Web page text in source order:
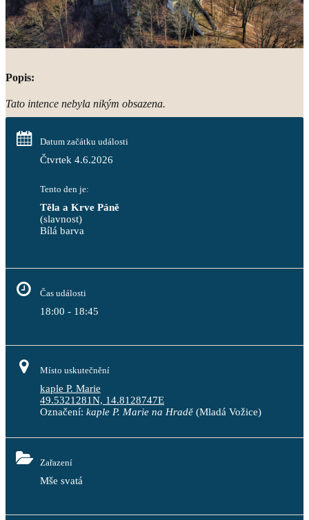
Popis:
Tato intence nebyla nikým obsazena.
Datum začátku události
Čtvrtek 4.6.2026
Tento den je:
Těla a Krve Páně
(slavnost)
Bílá barva
Čas události
18:00 - 18:45
Místo uskutečnění
kaple P. Marie
49.5321281N, 14.8128747E
Označení: kaple P. Marie na Hradě (Mladá Vožice)
Zařazení
Mše svatá